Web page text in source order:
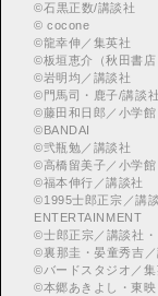
©︎石黒正数/講談社
© cocone
©龍幸伸／集英社
©板垣恵介（秋田書
©岩明均／講談社
© 門馬司・鹿子/講談社
©藤田和日郎／小学館
© BANDAI
©弐瓶勉／講談社
©高橋留美子／小学館
©福本伸行／講談社
©︎1995士郎正宗／講
ENTERTAINMENT
©士郎正宗／講談社
©裏那圭・晏童秀吉
©バードスタジオ／
©本郷あきよし・東